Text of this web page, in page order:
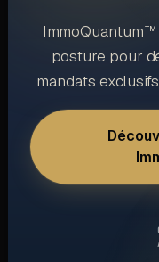
posture pour
mandats